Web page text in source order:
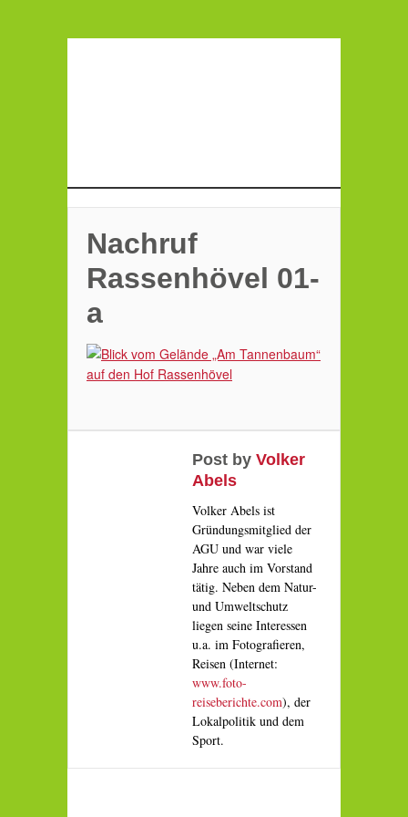
Nachruf
Rassenhövel 01-
a
Post by Volker
Abels
Volker Abels ist
Gründungsmitglied der
AGU und war viele
Jahre auch im Vorstand
tätig. Neben dem Natur-
und Umweltschutz
liegen seine Interessen
u.a. im Fotografieren,
Reisen (Internet:
www.foto-
reiseberichte.com), der
Lokalpolitik und dem
Sport.